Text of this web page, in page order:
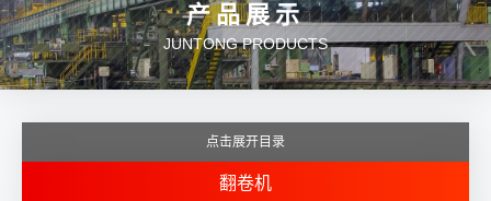
产品展示
JUNTONG PRODUCTS
点击展开目录
翻卷机